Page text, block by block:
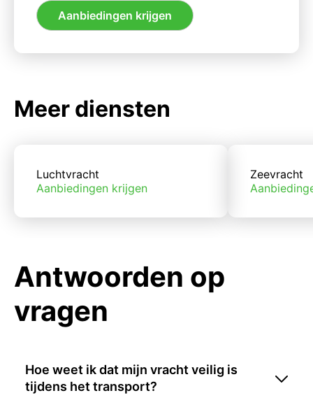
Aanbiedingen krijgen
Meer diensten
Luchtvracht
Aanbiedingen krijgen
Zeevracht
Antwoorden op
vragen
Hoe weet ik dat mijn vracht veilig is
tijdens het transport?